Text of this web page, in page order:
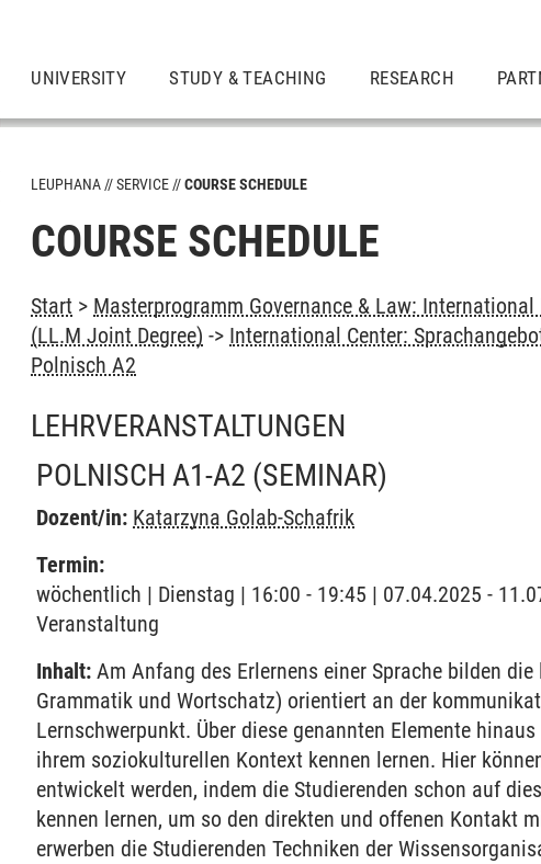
UNIVERSITY STUDY & TEACHING RESEARCH
LEUPHANA SERVICE COURSE SCHEDULE
COURSE SCHEDULE
Start > Masterprogramm Governance & Law:
(LL.M Joint Degree) -> International Center:
Polnisch A2
LEHRVERANSTALTUNGEN
POLNISCH A1-A2 (SEMINAR)
Dozent/in: Katarzyna Golab-Schafrik
Termin:
wöchentlich | Dienstag | 16:00 - 19:45 | 07.04.2025 -
Veranstaltung
Inhalt: Am Anfang des Erlernens einer Sprache bilden
Grammatik und Wortschatz) orientiert an der
Lernschwerpunkt. Über diese genannten Elemente
ihrem soziokulturellen Kontext kennen lernen. Hier
entwickelt werden, indem die Studierenden schon auf
kennen lernen, um so den direkten und offenen Kontakt
erwerben die Studierenden Techniken der